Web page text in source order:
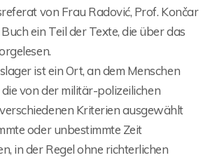
von Frau Radović, Prof. Končar
ein Teil der Texte, die über das
ist ein Ort, an dem Menschen
von der militär-polizeilichen
Kriterien ausgewählt
oder unbestimmte Zeit
in der Regel ohne richterlichen